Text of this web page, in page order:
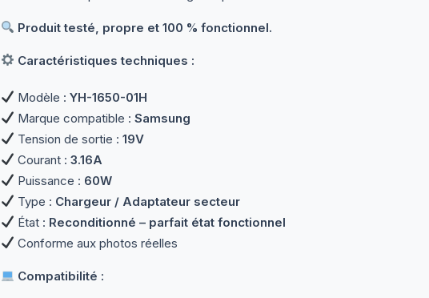
Produit testé, propre et 100 % fonctionnel.
Caractéristiques techniques :
Modèle : YH-1650-01H
Marque compatible : Samsung
Tension de sortie : 19V
Courant : 3.16A
Puissance : 60W
Type : Chargeur / Adaptateur secteur
État : Reconditionné – parfait état fonctionnel
Conforme aux photos réelles
Compatibilité :